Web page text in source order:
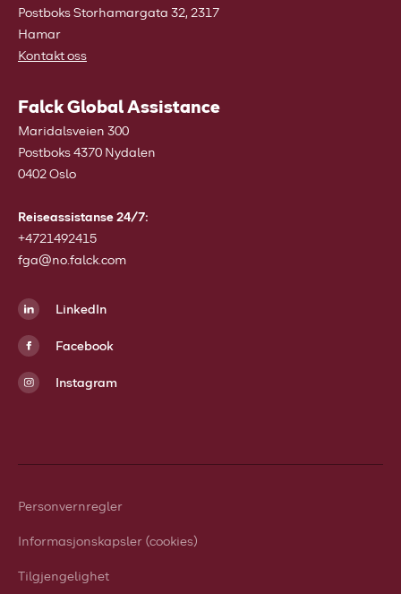
Postboks Storhamargata 32, 2317
Hamar
Kontakt oss
Falck Global Assistance
Maridalsveien 300
Postboks 4370 Nydalen
0402 Oslo
Reiseassistanse 24/7:
+4721492415
fga@no.falck.com
LinkedIn
Facebook
Instagram
Personvernregler
Informasjonskapsler (cookies)
Tilgjengelighet